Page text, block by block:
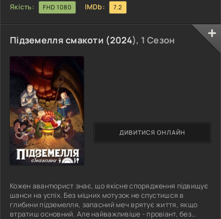
Якість: FHD 1080 IMDb: 7.2
Підземелля смакоти (2024), 1 Сезон
Кожен авантюрист знає, що якісне спорядження підвищує
шанси на успіх. Без міцних мотузок не спустишся в
глибини підземелля, запасний меч врятує життя, якщо
втратиш основний. Але найважливіше - провіант, без
ДИВИТИСЯ ОНЛАЙН